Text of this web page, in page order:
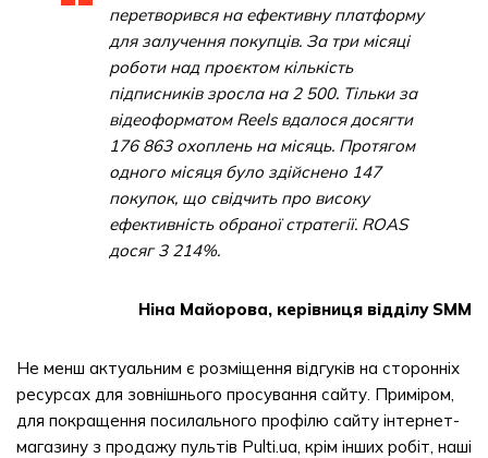
перетворився на ефективну платформу
для залучення покупців. За три місяці
роботи над проєктом кількість
підписників зросла на 2 500. Тільки за
відеоформатом Reels вдалося досягти
176 863 охоплень на місяць. Протягом
одного місяця було здійснено 147
покупок, що свідчить про високу
ефективність обраної стратегії. ROAS
досяг 3 214%.
Ніна Майорова, керівниця відділу SMM
Не менш актуальним є розміщення відгуків на сторонніх
ресурсах для зовнішнього просування сайту. Приміром,
для покращення посилального профілю сайту інтернет-
магазину з продажу пультів Pulti.ua, крім інших робіт, наші